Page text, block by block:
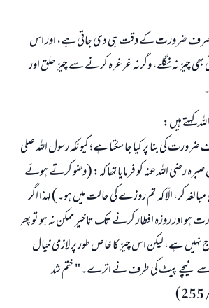
ضرورت کے وقت ہی دی جاتی ہے، اور اس
چیز نہ نگلے، وگرنہ غرغرہ کرنے سے چیز حلق اور
کہتے ہیں:
کی بنا پر کیا جا سکتا ہے؛ کیونکہ رسول اللہ صلی
صبرہ رضی اللہ عنہ کو فرمایا تھا کہ: (وضو کرتے ہوئے
کر، الّا کہ تم روزے کی حالت میں ہو۔) لہذا اگر
ہو اور روزہ افطار کرنے تک تاخیر ممکن نہ ہو تو پھر
ہے، لیکن اس چیز کا خاص طور پر لازمی خیال
سے نیچے پیٹ کی طرف نے اترے۔" ختم شد